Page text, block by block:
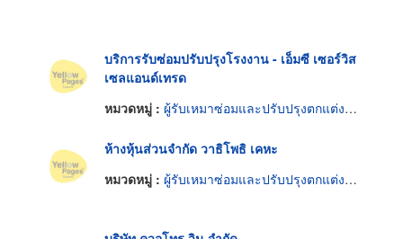
บริการรับซ่อมปรับปรุงโรงงาน - เอ็มซี เซอร์วิส
เซลแอนด์เทรด
หมวดหมู่ : ผู้รับเหมาซ่อมและปรับปรุงตกแต่งและงานระบบอาคาร
ห้างหุ้นส่วนจำกัด วาธิโพธิ เคหะ
หมวดหมู่ : ผู้รับเหมาซ่อมและปรับปรุงตกแต่งและงานระบบอาคาร